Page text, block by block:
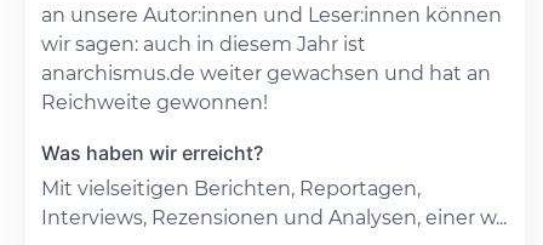
an unsere Autor:innen und Leser:innen können
wir sagen: auch in diesem Jahr ist
anarchismus.de weiter gewachsen und hat an
Reichweite gewonnen!
Was haben wir erreicht?
Mit vielseitigen Berichten, Reportagen,
Interviews, Rezensionen und Analysen, einer w...